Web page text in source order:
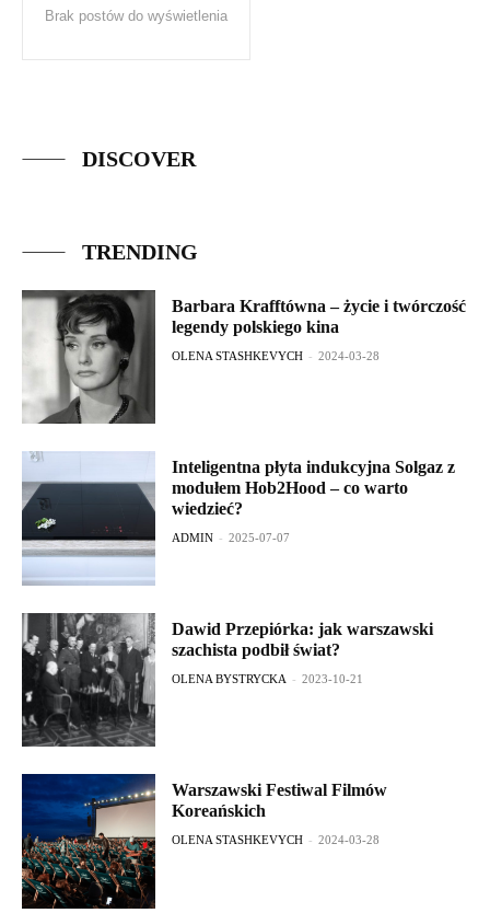
Brak postów do wyświetlenia
DISCOVER
TRENDING
Barbara Krafftówna – życie i twórczość
legendy polskiego kina
OLENA STASHKEVYCH - 2024-03-28
Inteligentna płyta indukcyjna Solgaz z
modułem Hob2Hood – co warto
wiedzieć?
ADMIN - 2025-07-07
Dawid Przepiórka: jak warszawski
szachista podbił świat?
OLENA BYSTRYCKA - 2023-10-21
Warszawski Festiwal Filmów
Koreańskich
OLENA STASHKEVYCH - 2024-03-28